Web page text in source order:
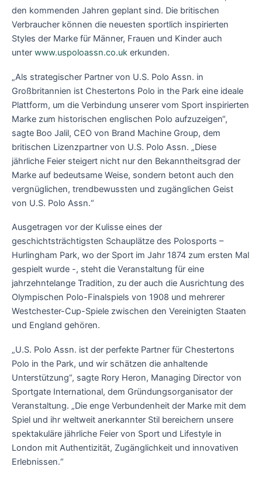
den kommenden Jahren geplant sind. Die britischen
Verbraucher können die neuesten sportlich inspirierten
Styles der Marke für Männer, Frauen und Kinder auch
unter www.uspoloassn.co.uk erkunden.
„Als strategischer Partner von U.S. Polo Assn. in
Großbritannien ist Chestertons Polo in the Park eine ideale
Plattform, um die Verbindung unserer vom Sport inspirierten
Marke zum historischen englischen Polo aufzuzeigen“,
sagte Boo Jalil, CEO von Brand Machine Group, dem
britischen Lizenzpartner von U.S. Polo Assn. „Diese
jährliche Feier steigert nicht nur den Bekanntheitsgrad der
Marke auf bedeutsame Weise, sondern betont auch den
vergnüglichen, trendbewussten und zugänglichen Geist
von U.S. Polo Assn.“
Ausgetragen vor der Kulisse eines der
geschichtsträchtigsten Schauplätze des Polosports –
Hurlingham Park, wo der Sport im Jahr 1874 zum ersten Mal
gespielt wurde -, steht die Veranstaltung für eine
jahrzehntelange Tradition, zu der auch die Ausrichtung des
Olympischen Polo-Finalspiels von 1908 und mehrerer
Westchester-Cup-Spiele zwischen den Vereinigten Staaten
und England gehören.
„U.S. Polo Assn. ist der perfekte Partner für Chestertons
Polo in the Park, und wir schätzen die anhaltende
Unterstützung“, sagte Rory Heron, Managing Director von
Sportgate International, dem Gründungsorganisator der
Veranstaltung. „Die enge Verbundenheit der Marke mit dem
Spiel und ihr weltweit anerkannter Stil bereichern unsere
spektakuläre jährliche Feier von Sport und Lifestyle in
London mit Authentizität, Zugänglichkeit und innovativen
Erlebnissen.“